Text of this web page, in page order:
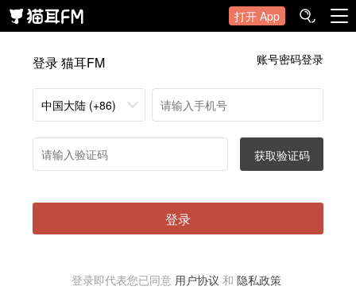
打开 App
登录 猫耳FM 账号密码登录
中国大陆 (+86)
获取验证码
登录
登录即代表您已同意 用户协议 和 隐私政策